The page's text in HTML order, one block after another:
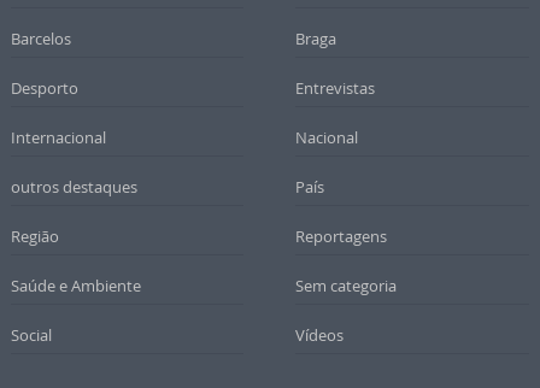
Barcelos Braga
Desporto Entrevistas
Internacional Nacional
outros destaques País
Região Reportagens
Saúde e Ambiente Sem categoria
Social Vídeos